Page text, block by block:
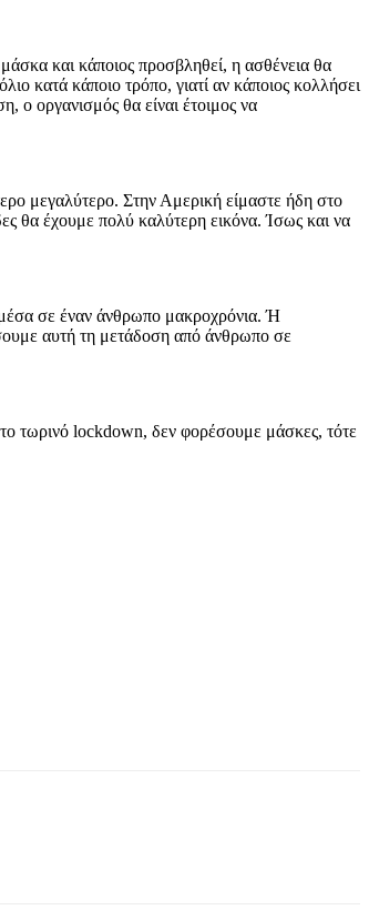
και κάποιος προσβληθεί, η ασθένεια θα
κατά κάποιο τρόπο, γιατί αν κάποιος κολλήσει
ο οργανισμός θα είναι έτοιμος να
μεγαλύτερο. Στην Αμερική είμαστε ήδη στο
θα έχουμε πολύ καλύτερη εικόνα. Ίσως και να
σε έναν άνθρωπο μακροχρόνια. Ή
αυτή τη μετάδοση από άνθρωπο σε
τωρινό lockdown, δεν φορέσουμε μάσκες, τότε